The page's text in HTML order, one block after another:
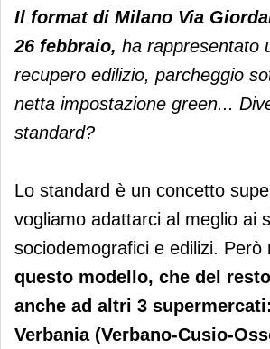
Il format di Milano Via
26 febbraio, ha rappresentato
recupero edilizio, parcheggio
netta impostazione green...
standard?
Lo standard è un concetto
vogliamo adattarci al meglio ai
sociodemografici e edilizi. Però
questo modello, che del
anche ad altri 3
Verbania (Verbano-Cusio-